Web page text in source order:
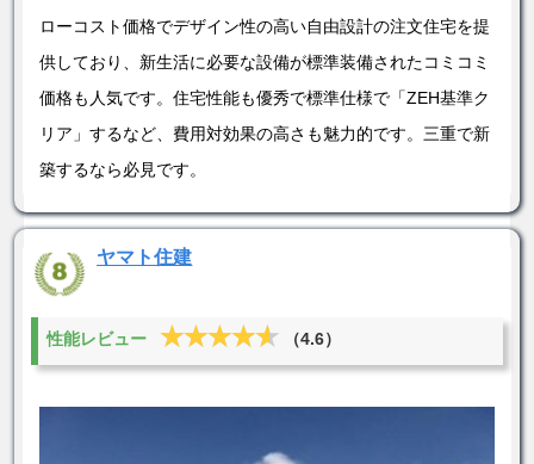
ローコスト価格でデザイン性の高い自由設計の注文住宅を提
供しており、新生活に必要な設備が標準装備されたコミコミ
価格も人気です。住宅性能も優秀で標準仕様で「ZEH基準ク
リア」するなど、費用対効果の高さも魅力的です。三重で新
築するなら必見です。
ヤマト住建
性能レビュー ★★★★★
★★★★★ （4.6）